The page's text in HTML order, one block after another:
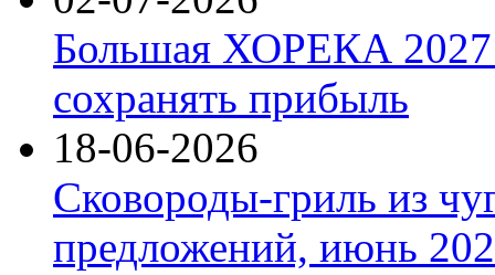
Большая ХОРЕКА 2027:
сохранять прибыль
18-06-2026
Сковороды-гриль из
предложений, июнь